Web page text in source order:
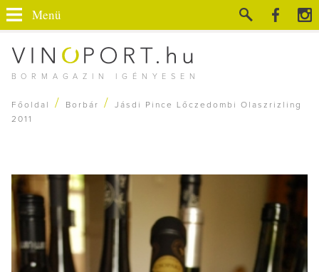
BORMAGAZIN IGÉNYESEN
Menü
Főoldal / Borbár /
Jásdi Pince Lőczedombi Olaszrizling
2011